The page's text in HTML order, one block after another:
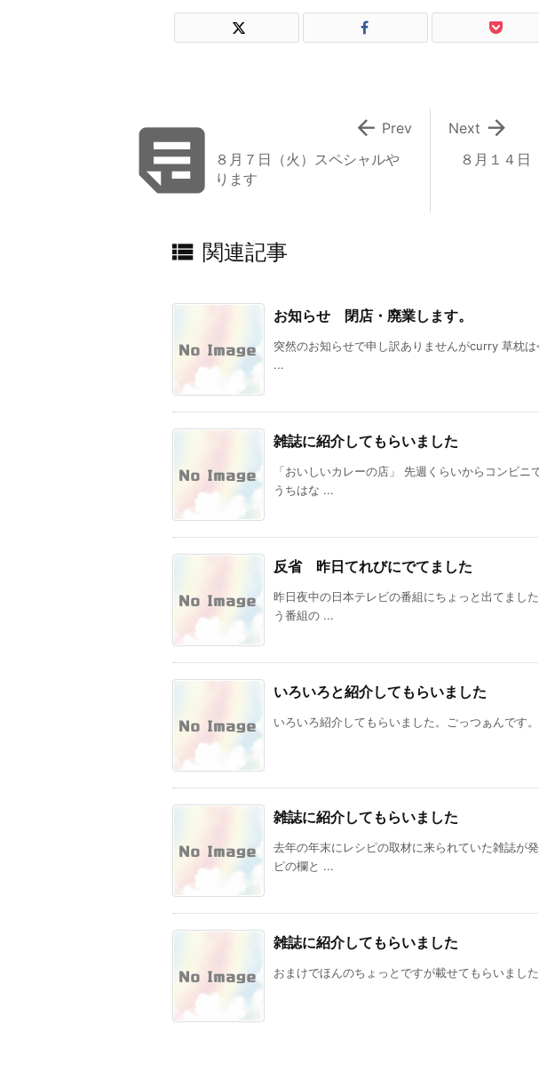
８月１４日

Next

８月７日（火）スペシャルや
ります
 Prev
 関連記事
お知らせ 閉店・廃業します。
突然のお知らせで申し訳ありませんがcurry 草枕
...
雑誌に紹介してもらいました
「おいしいカレーの店」 先週くらいからコンビニ
うちはな ...
反省 昨日てれびにでてました
昨日夜中の日本テレビの番組にちょっと出てまし
う番組の ...
いろいろと紹介してもらいました
いろいろ紹介してもらいました。ごっつぁんです
雑誌に紹介してもらいました
去年の年末にレシピの取材に来られていた雑誌が
ピの欄と ...
雑誌に紹介してもらいました
おまけでほんのちょっとですが載せてもらいまし